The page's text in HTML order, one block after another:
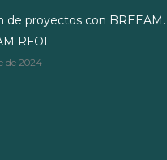
de proyectos con BREEAM.
RFOI
de 2024